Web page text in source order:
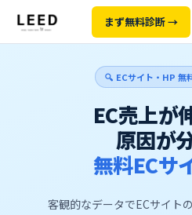
まず無料診断 →
🔍 ECサイト・HP 無
EC売上が
原因が
無料ECサ
客観的なデータでECサイト